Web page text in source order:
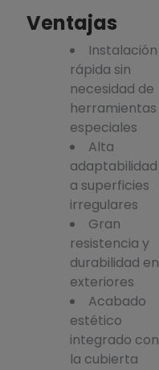
Ventajas
Instalación
rápida sin
necesidad de
herramientas
especiales
Alta
adaptabilidad
a superficies
irregulares
Gran
resistencia y
durabilidad en
exteriores
Acabado
estético
integrado con
la cubierta